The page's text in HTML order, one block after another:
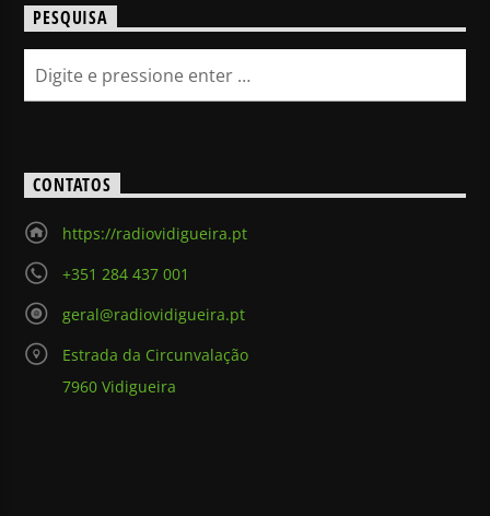
PESQUISA
CONTATOS
https://radiovidigueira.pt
+351 284 437 001
geral@radiovidigueira.pt
Estrada da Circunvalação
7960 Vidigueira